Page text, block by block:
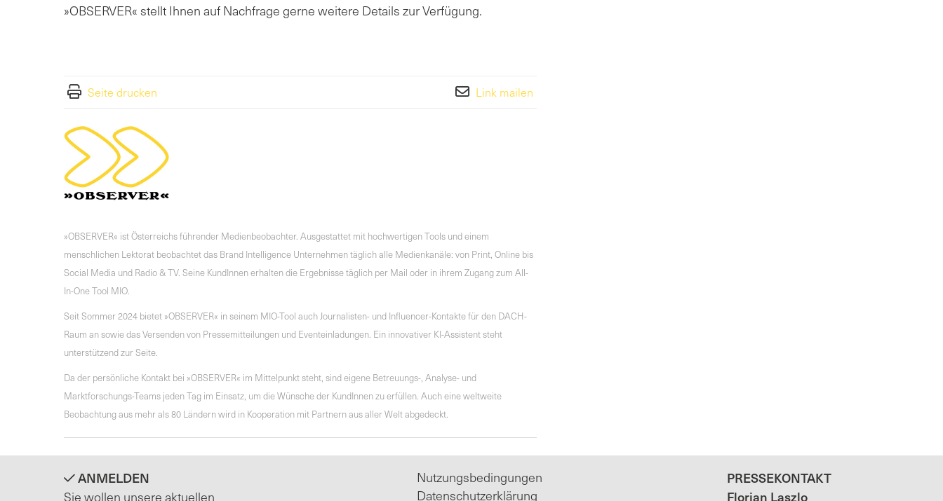
»OBSERVER« stellt Ihnen auf Nachfrage gerne weitere Details zur Verfügung.
Seite drucken Link mailen
»OBSERVER« ist Österreichs führender Medienbeobachter. Ausgestattet mit hochwertigen Tools und einem
menschlichen Lektorat beobachtet das Brand Intelligence Unternehmen täglich alle Medienkanäle: von Print, Online bis
Social Media und Radio & TV. Seine KundInnen erhalten die Ergebnisse täglich per Mail oder in ihrem Zugang zum All-
In-One Tool MIO.
Seit Sommer 2024 bietet »OBSERVER« in seinem MIO-Tool auch Journalisten- und Influencer-Kontakte für den DACH-
Raum an sowie das Versenden von Pressemitteilungen und Eventeinladungen. Ein innovativer KI-Assistent steht
unterstützend zur Seite.
Da der persönliche Kontakt bei »OBSERVER« im Mittelpunkt steht, sind eigene Betreuungs-, Analyse- und
Marktforschungs-Teams jeden Tag im Einsatz, um die Wünsche der KundInnen zu erfüllen. Auch eine weltweite
Beobachtung aus mehr als 80 Ländern wird in Kooperation mit Partnern aus aller Welt abgedeckt.
ANMELDEN
Sie wollen unsere aktuellen
Nutzungsbedingungen
Datenschutzerklärung
PRESSEKONTAKT
Florian Laszlo